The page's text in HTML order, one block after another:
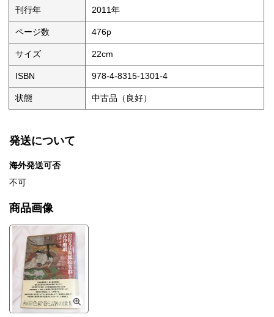
刊行年 2011年
ページ数 476p
サイズ 22cm
ISBN 978-4-8315-1301-4
状態 中古品（良好）
発送について
海外発送可否
不可
商品画像